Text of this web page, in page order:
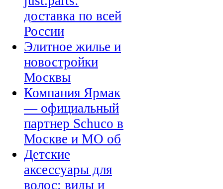
доставка по всей
России
Элитное жилье и
новостройки
Москвы
Компания Ярмак
— официальный
партнер Schuco в
Москве и МО об
Детские
аксессуары для
волос: виды и